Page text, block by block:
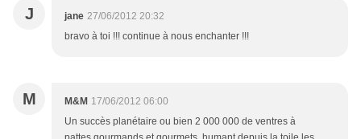
J jane 27/06/2012 20:32
bravo à toi !!! continue à nous enchanter !!!
M M&M 17/06/2012 06:00
Un succès planétaire ou bien 2 000 000 de ventres à